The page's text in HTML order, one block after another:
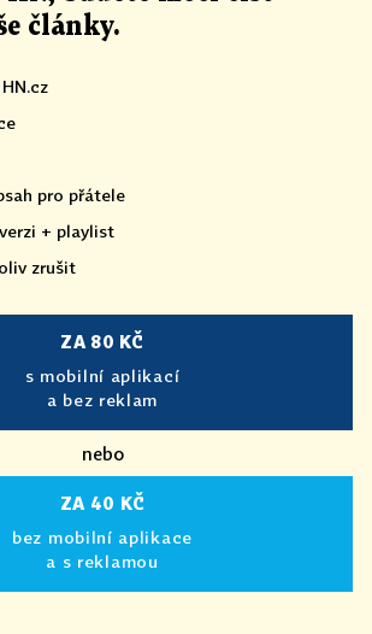
články.
pro přátele
+ playlist
zrušit
ZA 80 KČ
s mobilní aplikací
a bez reklam
nebo
ZA 40 KČ
bez mobilní aplikace
a s reklamou